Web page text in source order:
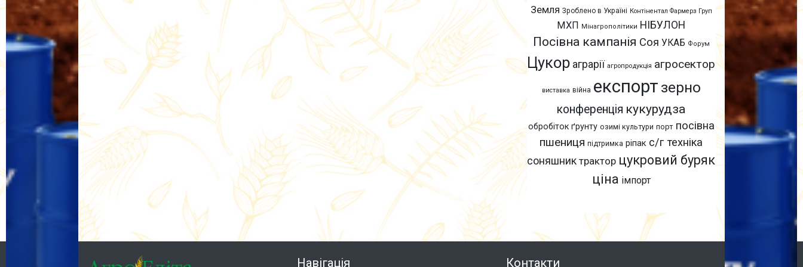
Земля Зроблено в Україні Контінентал Фармерз Груп
МХП Мінагрополітики НІБУЛОН
Посівна кампанія Соя УКАБ Форум
Цукор аграрії агропродукція агросектор
виставка війна експорт зерно
конференція кукурудза
обробіток ґрунту озимі культури порт посівна
пшениця підтримка ріпак с/г техніка
соняшник трактор цукровий буряк
ціна імпорт
Навігація Контакти